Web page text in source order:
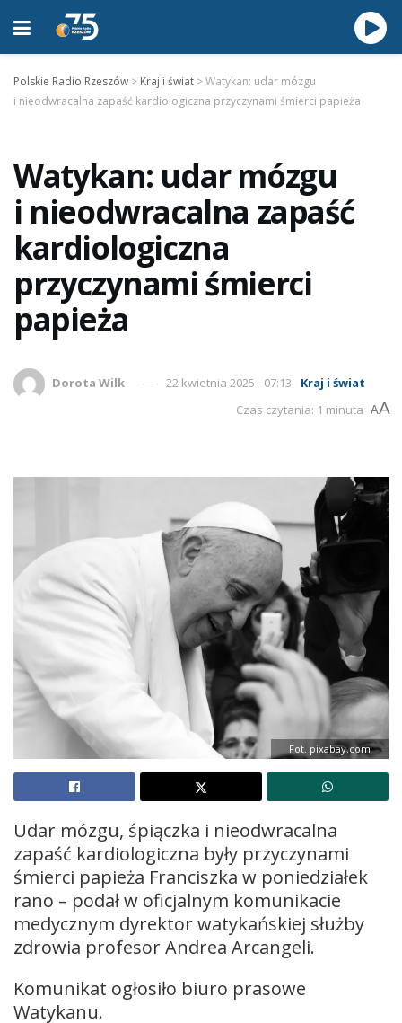
Polskie Radio Rzeszów > Kraj i świat >Watykan: udar mózgu
i nieodwracalna zapaść kardiologiczna przyczynami śmierci papieża
Watykan: udar mózgu
i nieodwracalna zapaść
kardiologiczna
przyczynami śmierci
papieża
Dorota Wilk 22 kwietnia 2025 - 07:13
Kraj i świat
Czas czytania: 1 minuta AA
Fot. pixabay.com
Udar mózgu, śpiączka i nieodwracalna
zapaść kardiologiczna były przyczynami
śmierci papieża Franciszka w poniedziałek
rano – podał w oficjalnym komunikacie
medycznym dyrektor watykańskiej służby
zdrowia profesor Andrea Arcangeli.
Komunikat ogłosiło biuro prasowe
Watykanu.